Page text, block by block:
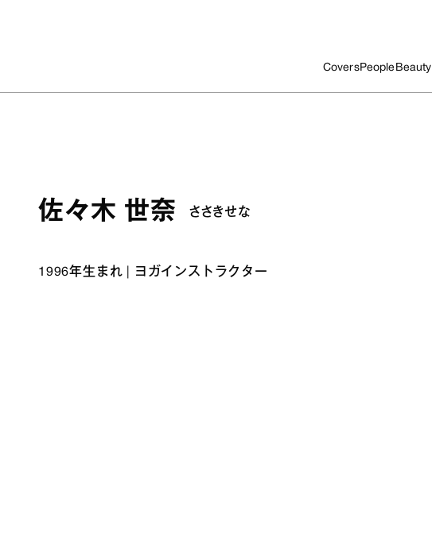
CoversPeople Beauty
佐々木 世奈 ささきせな
1996年生まれ ヨガインストラクター